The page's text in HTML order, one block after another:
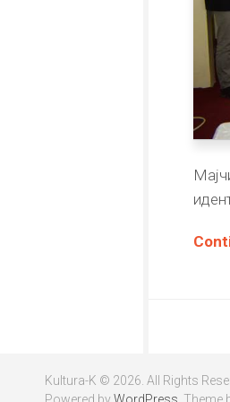
Kultura-K © 2026. All Rights
Powered byWordPress . Theme